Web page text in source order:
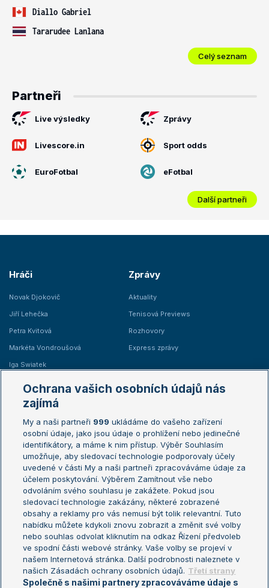
Diallo Gabriel
Tararudee Lanlana
Celý seznam
Partneři
Live výsledky Zprávy
Livescore.in Sport odds
EuroFotbal eFotbal
Další partneři
Hráči
Novak Djokovič
Jiří Lehečka
Petra Kvitová
Markéta Vondroušová
Iga Swiatek
Zprávy
Aktuality
Tenisová Previews
Rozhovory
Express zprávy
Žebříčky
Žebříček ATP (muži)
Žebříček WTA (ženy)
Sázkařský žebříček
Australian Open
French Open
Wimbledon
US Open
Turnaj mistrů
Turnaj mistryň
Aktualní trendy
Fotbalové přestupy
Livesport Daily
LS Prague Open
Ochrana vašich osobních údajů nás
zajímá
My a naši partneři 999 ukládáme do vašeho zařízení
osobní údaje, jako jsou údaje o prohlížení nebo jedinečné
identifikátory, a máme k nim přístup. Výběr Souhlasím
umožňuje, aby sledovací technologie podporovaly účely
uvedené v části My a naši partneři zpracováváme údaje za
účelem poskytování. Výběrem Zamítnout vše nebo
odvoláním svého souhlasu je zakážete. Pokud jsou
sledovací technologie zakázány, některé zobrazené
obsahy a reklamy pro vás nemusí být tolik relevantní. Tuto
nabídku můžete kdykoli znovu zobrazit a změnit své volby
nebo souhlas odvolat kliknutím na odkaz Řízení předvoleb
ve spodní části webové stránky. Vaše volby se projeví v
našem Internetová stránka. Další podrobnosti naleznete v
našich Zásadách ochrany osobních údajů. Třetí strany
Společně s našimi partnery zpracováváme údaje s